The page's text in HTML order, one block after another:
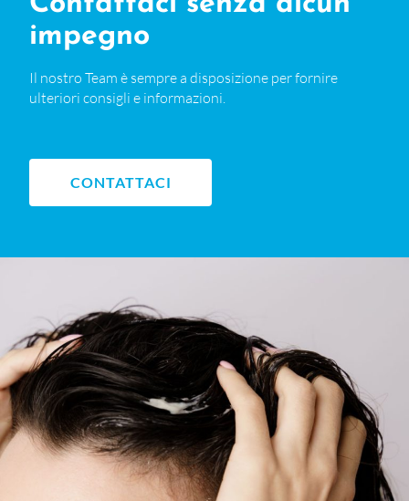
impegno
Il nostro Team è sempre a disposizione per fornire
ulteriori consigli e informazioni.
CONTATTACI